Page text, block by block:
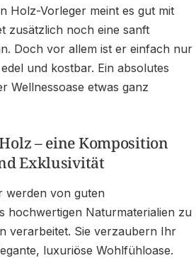
Holz-Vorleger meint es gut mit
zusätzlich noch eine sanft
Doch vor allem ist er einfach nur
und kostbar. Ein absolutes
Wellnessoase etwas ganz
– eine Komposition
Exklusivität
werden von guten
hochwertigen Naturmaterialien zu
verarbeitet. Sie verzaubern Ihr
luxuriöse Wohlfühloase.